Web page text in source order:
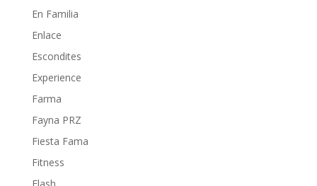
En Familia
Enlace
Escondites
Experience
Farma
Fayna PRZ
Fiesta Fama
Fitness
Flash